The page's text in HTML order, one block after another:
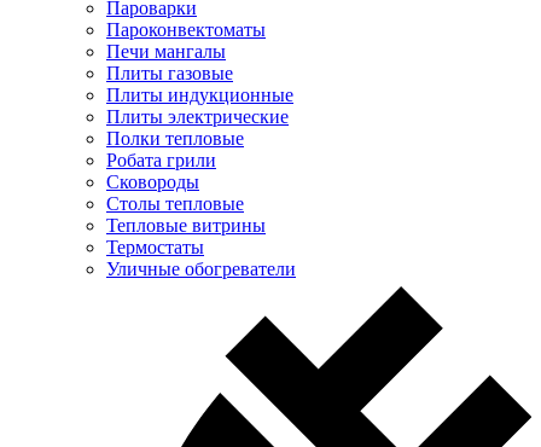
Пароварки
Пароконвектоматы
Печи мангалы
Плиты газовые
Плиты индукционные
Плиты электрические
Полки тепловые
Робата грили
Сковороды
Столы тепловые
Тепловые витрины
Термостаты
Уличные обогреватели